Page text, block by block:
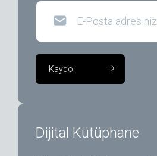
E-Posta adresiniz
Kaydol
Dijital Kütüphane